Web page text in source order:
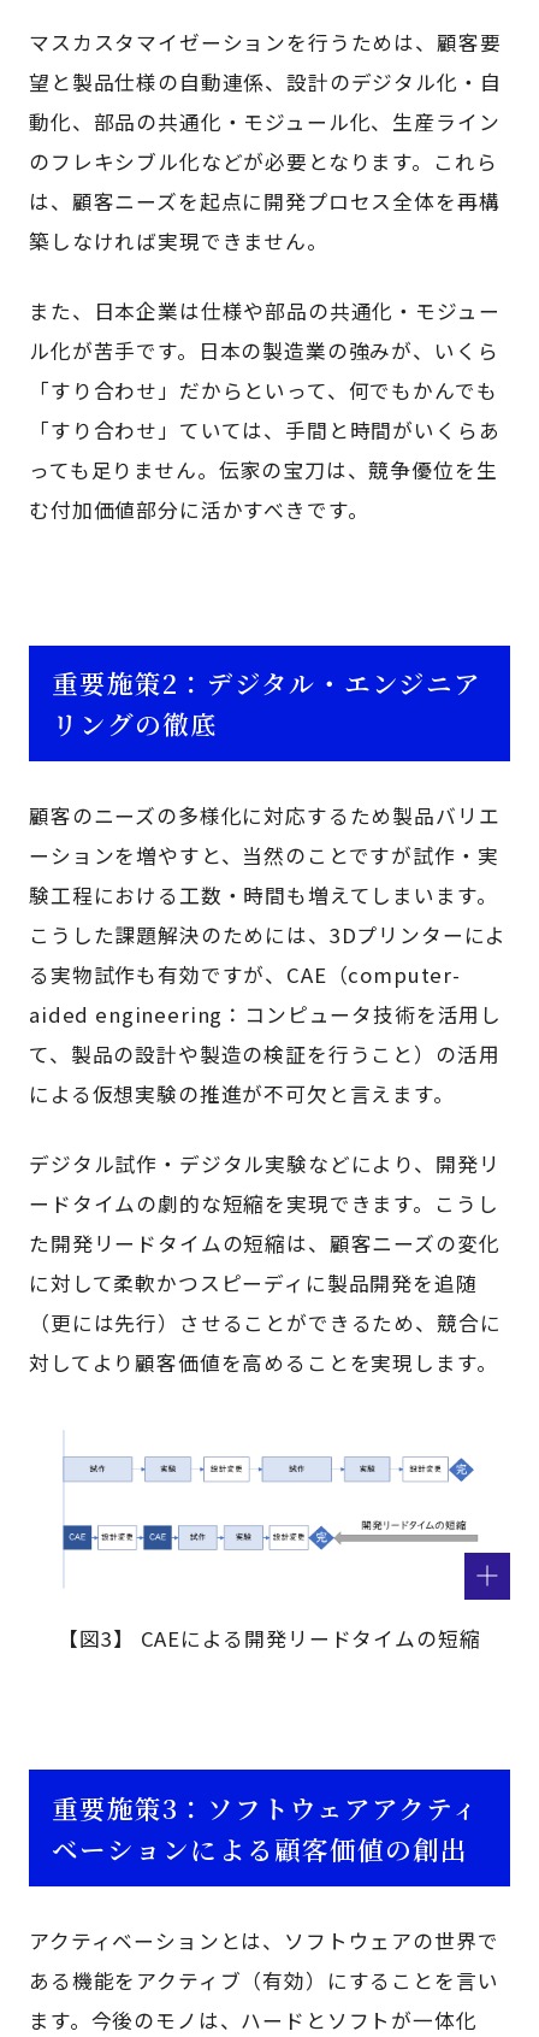
マスカスタマイゼーションを行うためは、顧客要
望と製品仕様の自動連係、設計のデジタル化・自
動化、部品の共通化・モジュール化、生産ライン
のフレキシブル化などが必要となります。これら
は、顧客ニーズを起点に開発プロセス全体を再構
築しなければ実現できません。
また、日本企業は仕様や部品の共通化・モジュー
ル化が苦手です。日本の製造業の強みが、いくら
「すり合わせ」だからといって、何でもかんでも
「すり合わせ」ていては、手間と時間がいくらあ
っても足りません。伝家の宝刀は、競争優位を生
む付加価値部分に活かすべきです。
重要施策2：デジタル・エンジニア
リングの徹底
顧客のニーズの多様化に対応するため製品バリエ
ーションを増やすと、当然のことですが試作・実
験工程における工数・時間も増えてしまいます。
こうした課題解決のためには、3Dプリンターによ
る実物試作も有効ですが、CAE（computer-
aided engineering：コンピュータ技術を活用し
て、製品の設計や製造の検証を行うこと）の活用
による仮想実験の推進が不可欠と言えます。
デジタル試作・デジタル実験などにより、開発リ
ードタイムの劇的な短縮を実現できます。こうし
た開発リードタイムの短縮は、顧客ニーズの変化
に対して柔軟かつスピーディに製品開発を追随
（更には先行）させることができるため、競合に
対してより顧客価値を高めることを実現します。
【図3】 CAEによる開発リードタイムの短縮
重要施策3：ソフトウェアアクティ
ベーションによる顧客価値の創出
アクティベーションとは、ソフトウェアの世界で
ある機能をアクティブ（有効）にすることを言い
ます。今後のモノは、ハードとソフトが一体化